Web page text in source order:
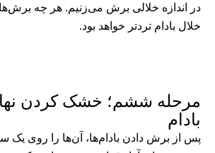
در اندازه خلالی برش می‌زنیم. هر چه برش‌ها
خلال بادام ترد‌تر خواهد بود.
مرحله ششم؛ خشک کردن
بادام
پس از برش دادن بادام‌ها، آن‌ها را روی یک